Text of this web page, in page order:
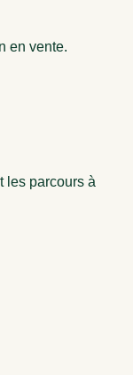
en vente.
les parcours à